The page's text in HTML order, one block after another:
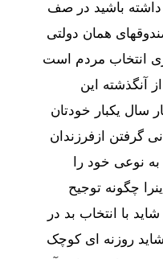
داشته باشید در صف
های همان دولتی
انتخاب مردم
است
از آنگذشته
این
سال یکبار خودتان
گرفتن از فرزندان
به نوعی خود را
اینرا چگونه توجیح
شاید با انتخاب بد در
شاید روزنه ای کوچک